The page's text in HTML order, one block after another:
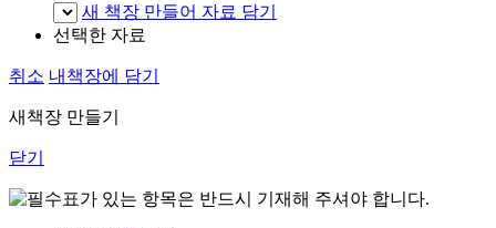
새 책장 만들어 자료 담기
선택한 자료
취소 내책장에 담기
새책장 만들기
닫기
표가 있는 항목은 반드시 기재해 주셔야 합니다.